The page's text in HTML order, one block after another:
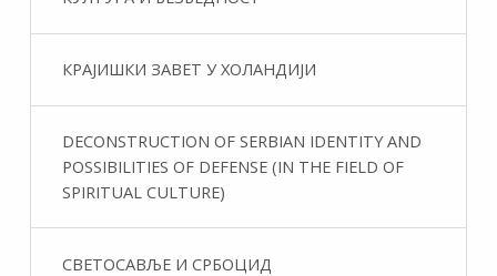
КРАЈИШКИ ЗАВЕТ У ХОЛАНДИЈИ
DECONSTRUCTION OF SERBIAN IDENTITY AND
POSSIBILITIES OF DEFENSE (IN THE FIELD OF
SPIRITUAL CULTURE)
СВЕТОСАВЉЕ И СРБОЦИД